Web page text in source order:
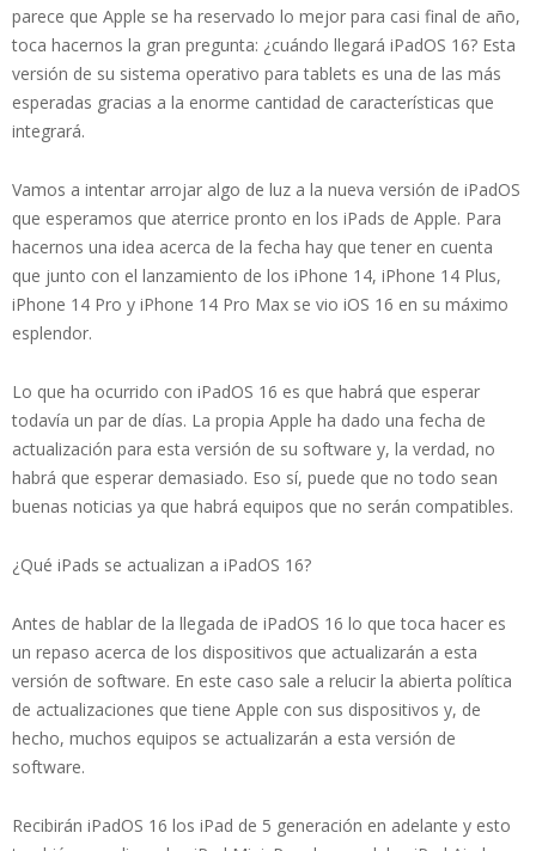
parece que Apple se ha reservado lo mejor para casi final de año,
toca hacernos la gran pregunta: ¿cuándo llegará iPadOS 16? Esta
versión de su sistema operativo para tablets es una de las más
esperadas gracias a la enorme cantidad de características que
integrará.
Vamos a intentar arrojar algo de luz a la nueva versión de iPadOS
que esperamos que aterrice pronto en los iPads de Apple. Para
hacernos una idea acerca de la fecha hay que tener en cuenta
que junto con el lanzamiento de los iPhone 14, iPhone 14 Plus,
iPhone 14 Pro y iPhone 14 Pro Max se vio iOS 16 en su máximo
esplendor.
Lo que ha ocurrido con iPadOS 16 es que habrá que esperar
todavía un par de días. La propia Apple ha dado una fecha de
actualización para esta versión de su software y, la verdad, no
habrá que esperar demasiado. Eso sí, puede que no todo sean
buenas noticias ya que habrá equipos que no serán compatibles.
¿Qué iPads se actualizan a iPadOS 16?
Antes de hablar de la llegada de iPadOS 16 lo que toca hacer es
un repaso acerca de los dispositivos que actualizarán a esta
versión de software. En este caso sale a relucir la abierta política
de actualizaciones que tiene Apple con sus dispositivos y, de
hecho, muchos equipos se actualizarán a esta versión de
software.
Recibirán iPadOS 16 los iPad de 5 generación en adelante y esto